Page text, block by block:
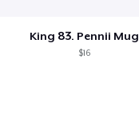
King 83. Pennii Mug
$16